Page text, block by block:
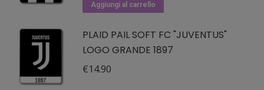
Aggiungi al carrello
PLAID PAIL SOFT FC "JUVENTUS"
LOGO GRANDE 1897
€14.90